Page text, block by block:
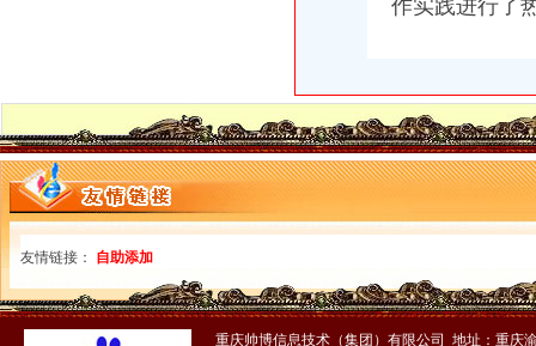
市免费注册公司局公平交易处荣获全国工商行政管理机关理商业贿赂工作先进
渝中局加大冒伪劣商品整力度 努力维护公平公正市重庆免费注册公司场环境
我市重庆0元注册公司培育发展农村经纪人亮点纷呈
高新园局重庆一元注册公司积开展奥运火炬递沿线广告整
浙江省工商局免费注册公司援助50万元支持涪陵局李渡工商所办公楼建设
我市一元注册公司企业信用体系建设成员单位已增至36个
合川区个村级“合同帮农指导站”免费注册公司正式挂牌运行
綦江局0元注册公司突出五项重点认真做好维稳工作
荣昌县9类69种产品未使用电子监管码将退出主要流通渠道
单衍华副局长分别到合川、0元注册公司流程北碚、忠县、丰都和南川局督查调
谭世贤副巡视员分别到涪陵、一元注册公司流程武隆、黔江、石柱、万州、长
作实践进行了
友情链接： 自助添加
重庆帅博信息技术（集团）有限公司 地址：重庆